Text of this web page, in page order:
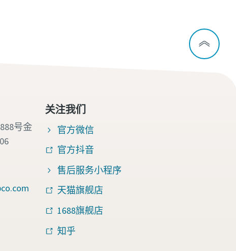
号金
关注我们
官方微信
官方抖音
售后服务小程序
天猫旗舰店
1688旗舰店
知乎